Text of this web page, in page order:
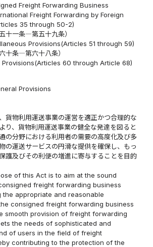
Freight Forwarding Business
Freight Forwarding by Foreign
35 through 50-2)
十一条―第五十九条）
Provisions(Articles 51 through 59)
十条―第六十八条）
Provisions(Articles 60 through Article 68)
Provisions
貨物利用運送事業の運営を適正かつ合理的な
り、貨物利用運送事業の健全な発達を図ると
の分野における利用者の需要の高度化及び多
の運送サービスの円滑な提供を確保し、もっ
護及びその利便の増進に寄与することを目的
of this Act is to aim at the sound
freight forwarding business
the appropriate and reasonable
consigned freight forwarding business
smooth provision of freight forwarding
the needs of sophisticated and
of users in the field of freight
contributing to the protection of the